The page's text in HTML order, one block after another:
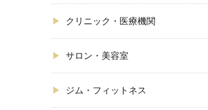
クリニック・医療機関
サロン・美容室
ジム・フィットネス